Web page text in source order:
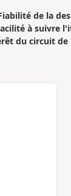
de la
à suivre
du circuit de